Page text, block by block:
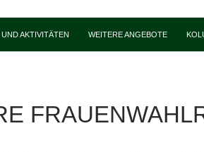
AKTIVITÄTEN WEITERE ANGEBOTE